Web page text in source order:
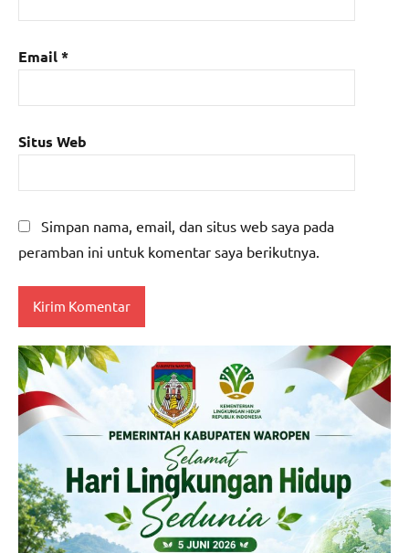
Email*
Situs Web
Simpan nama, email, dan situs web saya pada
peramban ini untuk komentar saya berikutnya.